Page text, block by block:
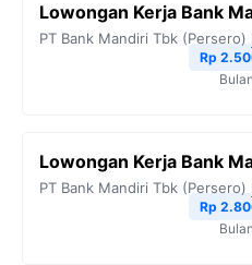
Lowongan Kerja Bank
PT Bank Mandiri Tbk (Persero)
Rp
Lowongan Kerja Bank
PT Bank Mandiri Tbk (Persero)
Rp